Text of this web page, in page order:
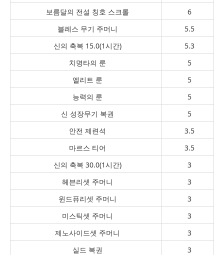
보름달의 전설 칭호 스크롤
6
블레스 무기 주머니
5.5
신의 축복 15.0(1시간)
5.3
치명타의 룬
5
엘리트 룬
5
능력의 룬
5
신 성장무기 복권
5
안전 제련석
3.5
마르스 티어
3.5
신의 축복 30.0(1시간)
3
헤븐리셋 주머니
3
윈드퓨리셋 주머니
3
미스틱셋 주머니
3
제노사이드셋 주머니
3
실드 복권
3